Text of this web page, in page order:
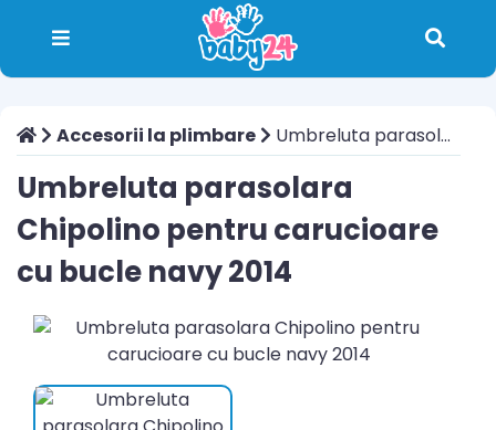
Accesorii la plimbare Umbreluta parasolara Chipolino pentru carucioare cu bucle navy 2014
Umbreluta parasolara
Chipolino pentru carucioare
cu bucle navy 2014